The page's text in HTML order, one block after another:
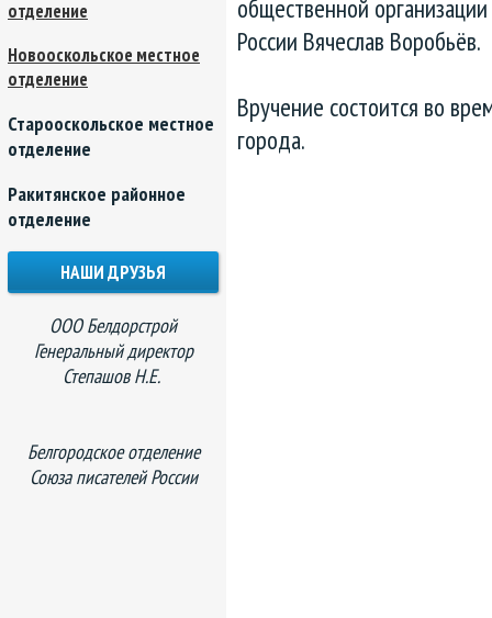
общественной
России Вячеслав Воробьёв.
Вручение состоится во
города.
отделение
Новооскольское местное
отделение
Старооскольское местное
отделение
Ракитянское районное
отделение
НАШИ ДРУЗЬЯ
ООО Белдорстрой
Генеральный директор
Степашов Н.Е.
Белгородское отделение
Союза писателей России